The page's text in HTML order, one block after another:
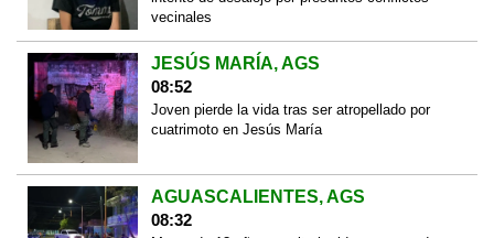
vecinales
JESÚS MARÍA, AGS
08:52
Joven pierde la vida tras ser atropellado por
cuatrimoto en Jesús María
AGUASCALIENTES, AGS
08:32